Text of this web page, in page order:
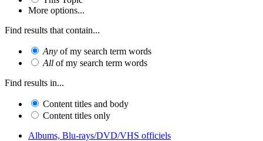
More options...
Find results that contain...
Any of my search term words
All of my search term words
Find results in...
Content titles and body
Content titles only
Albums, Blu-rays/DVD/VHS officiels